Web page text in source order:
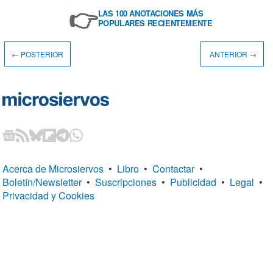
👉LAS 100 ANOTACIONES MÁS
POPULARES RECIENTEMENTE
← POSTERIOR ANTERIOR →
Acerca de Microsiervos • Libro • Contactar •
Boletín/Newsletter • Suscripciones • Publicidad • Legal •
Privacidad y Cookies